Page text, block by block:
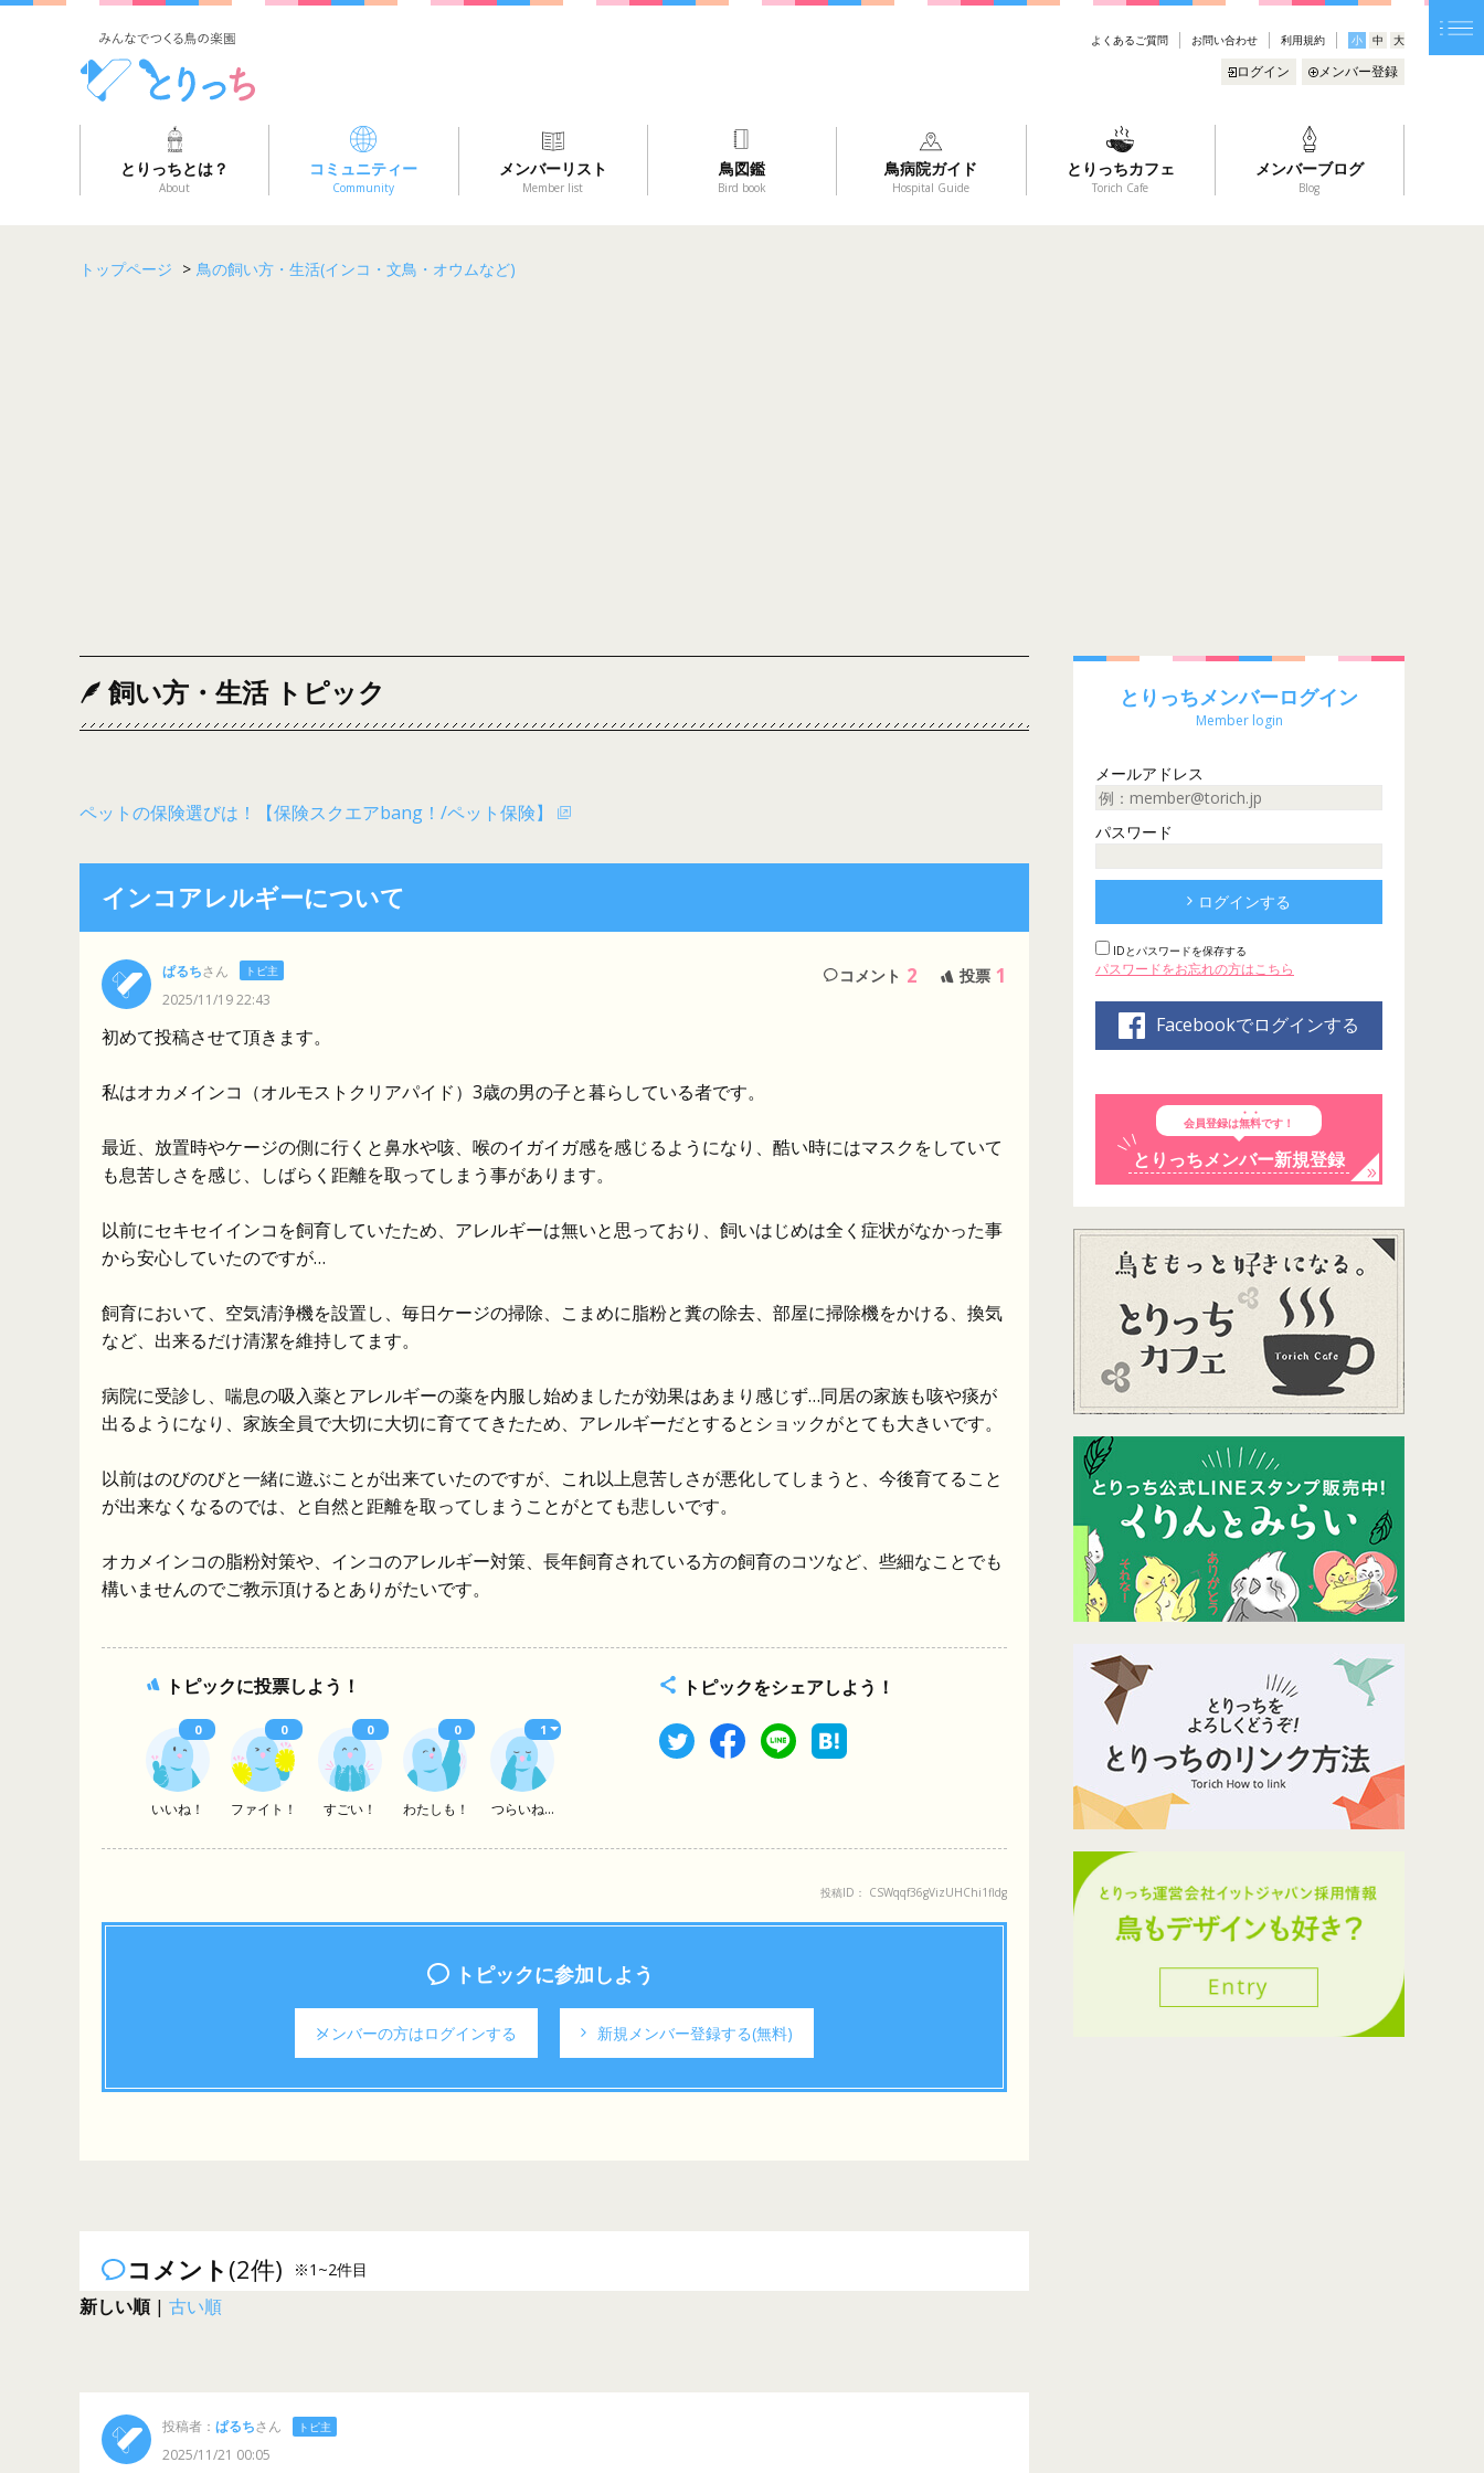
よくあるご質問 お問い合わせ 利用規約 小 中 大
ログイン メンバー登録
とりっちとは？
About
コミュニティー
Community
メンバーリスト
Member list
鳥図鑑
Bird book
鳥病院ガイド
Hospital Guide
とりっちカフェ
Torich Cafe
メンバーブログ
Blog
トップページ > 鳥の飼い方・生活(インコ・文鳥・オウムなど)
飼い方・生活 トピック
ペットの保険選びは！【保険スクエアbang！/ペット保険】
インコアレルギーについて
ぱるちさん トピ主
2025/11/19 22:43
コメント 2 投票 1
初めて投稿させて頂きます。
私はオカメインコ（オルモストクリアパイド）3歳の男の子と暮らしている者です。
最近、放置時やケージの側に行くと鼻水や咳、喉のイガイガ感を感じるようになり、酷い時にはマスクをしていて
も息苦しさを感じ、しばらく距離を取ってしまう事があります。
以前にセキセイインコを飼育していたため、アレルギーは無いと思っており、飼いはじめは全く症状がなかった事
から安心していたのですが…
飼育において、空気清浄機を設置し、毎日ケージの掃除、こまめに脂粉と糞の除去、部屋に掃除機をかける、換気
など、出来るだけ清潔を維持してます。
病院に受診し、喘息の吸入薬とアレルギーの薬を内服し始めましたが効果はあまり感じず…同居の家族も咳や痰が
出るようになり、家族全員で大切に大切に育ててきたため、アレルギーだとするとショックがとても大きいです。
以前はのびのびと一緒に遊ぶことが出来ていたのですが、これ以上息苦しさが悪化してしまうと、今後育てること
が出来なくなるのでは、と自然と距離を取ってしまうことがとても悲しいです。
オカメインコの脂粉対策や、インコのアレルギー対策、長年飼育されている方の飼育のコツなど、些細なことでも
構いませんのでご教示頂けるとありがたいです。
トピックに投票しよう！
いいね！ ファイト！ すごい！ わたしも！ つらいね...
0 0 0 0 1
トピックをシェアしよう！
投稿ID： CSWqqf36gVizUHChi1fldg
トピックに参加しよう
メンバーの方はログインする 新規メンバー登録する(無料)
コメント (2件) ※1~2件目
新しい順| 古い順
投稿者： ぱるちさん トピ主
2025/11/21 00:05
とりっちメンバーログイン
Member login
メールアドレス
パスワード
ログインする
IDとパスワードを保存する
パスワードをお忘れの方はこちら
Facebookでログインする
会員登録は無料です！
とりっちメンバー新規登録